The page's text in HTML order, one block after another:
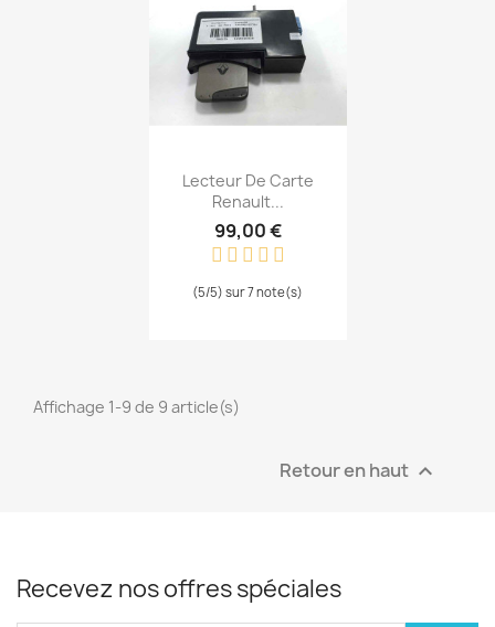
Aperçu rapide
Lecteur De Carte
Renault...
99,00 €
(5/5) sur 7 note(s)
Affichage 1-9 de 9 article(s)
Retour en haut 
Recevez nos offres spéciales